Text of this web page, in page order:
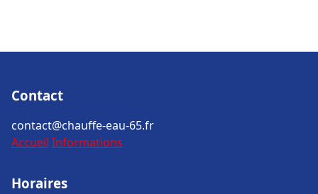
Contact
contact@chauffe-eau-65.fr
Accueil Informations
Horaires